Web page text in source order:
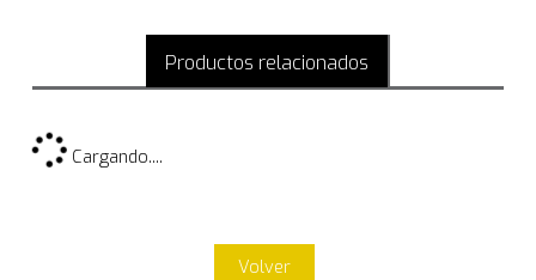
Productos relacionados
Cargando....
Volver